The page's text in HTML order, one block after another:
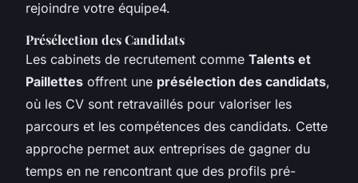
rejoindre votre équipe4.
Présélection des Candidats
Les cabinets de recrutement comme Talents et
Paillettes offrent une présélection des candidats,
où les CV sont retravaillés pour valoriser les
parcours et les compétences des candidats. Cette
approche permet aux entreprises de gagner du
temps en ne rencontrant que des profils pré-